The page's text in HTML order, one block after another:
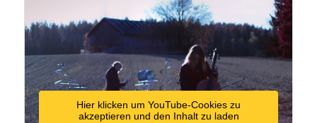
Hier klicken um YouTube-Cookies zu
akzeptieren und den Inhalt zu laden